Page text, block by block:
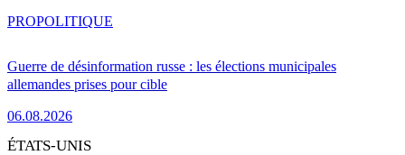
Guerre de désinformation russe : les élections municipales
allemandes prises pour cible
06.08.2026
PROPOLITIQUE
ÉTATS-UNIS